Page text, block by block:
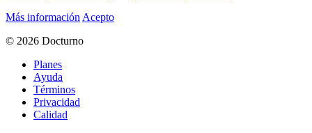
Más información Acepto
© 2026 Docturno
Planes
Ayuda
Términos
Privacidad
Calidad